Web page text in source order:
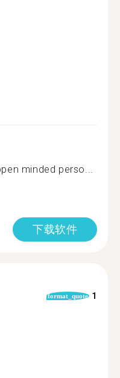
minded perso...
下载软件
format_quote 1